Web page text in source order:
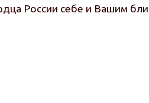
России себе и Вашим